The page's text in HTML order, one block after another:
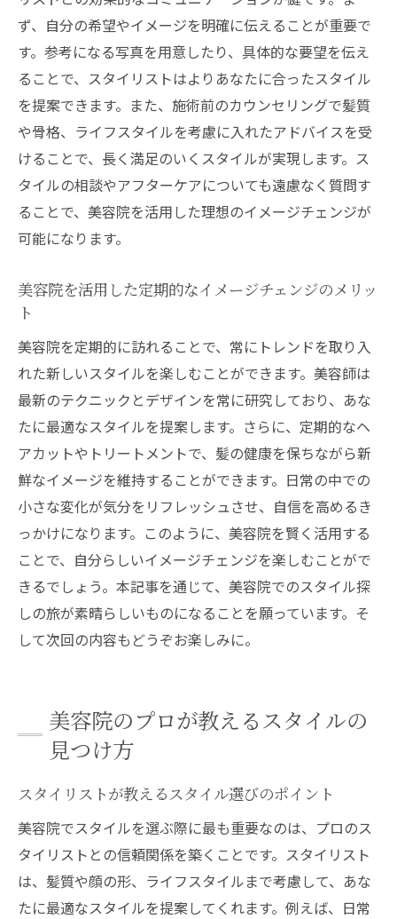
美容院でのスタイリストとの信頼関係の築
き方
スタイリストとのコラボで生まれるオリジ
ナルスタイル
美容院でのスタイリストの役割とその重要
性
スタイルチェンジを成功させるスタイリス
トとの連携
美容院で日常を彩るヘアスタイルを実現
日常使いに適したヘアスタイルの選び方
毎日のスタイルを彩るためのヘアケア法
美容院でのトレンドスタイルを日常に活か
す
スタイリングが簡単な美容院でのヘアカッ
ト
日常を豊かにする美容院でのスタイル提案
ず、自分の希望やイメージを明確に伝えることが重要で
す。参考になる写真を用意したり、具体的な要望を伝え
ることで、スタイリストはよりあなたに合ったスタイル
を提案できます。また、施術前のカウンセリングで髪質
や骨格、ライフスタイルを考慮に入れたアドバイスを受
けることで、長く満足のいくスタイルが実現します。ス
タイルの相談やアフターケアについても遠慮なく質問す
ることで、美容院を活用した理想のイメージチェンジが
可能になります。
美容院を活用した定期的なイメージチェンジのメリッ
ト
美容院を定期的に訪れることで、常にトレンドを取り入
れた新しいスタイルを楽しむことができます。美容師は
最新のテクニックとデザインを常に研究しており、あな
たに最適なスタイルを提案します。さらに、定期的なヘ
アカットやトリートメントで、髪の健康を保ちながら新
鮮なイメージを維持することができます。日常の中での
小さな変化が気分をリフレッシュさせ、自信を高めるき
っかけになります。このように、美容院を賢く活用する
ことで、自分らしいイメージチェンジを楽しむことがで
きるでしょう。本記事を通じて、美容院でのスタイル探
しの旅が素晴らしいものになることを願っています。そ
して次回の内容もどうぞお楽しみに。
美容院のプロが教えるスタイルの
見つけ方
スタイリストが教えるスタイル選びのポイント
美容院でスタイルを選ぶ際に最も重要なのは、プロのス
タイリストとの信頼関係を築くことです。スタイリスト
は、髪質や顔の形、ライフスタイルまで考慮して、あな
たに最適なスタイルを提案してくれます。例えば、日常